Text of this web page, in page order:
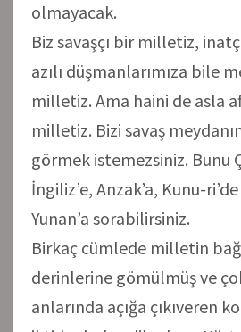
olmayacak.
Biz savaşçı bir milletiz,
azılı düşmanlarımıza bile
milletiz. Ama haini de asla
milletiz. Bizi savaş
görmek istemezsiniz. Bunu
İngiliz’e, Anzak’a, Kunu-
Yunan’a sorabilirsiniz.
Birkaç cümlede milletin
derinlerine gömülmüş ve
anlarında açığa çıkıveren